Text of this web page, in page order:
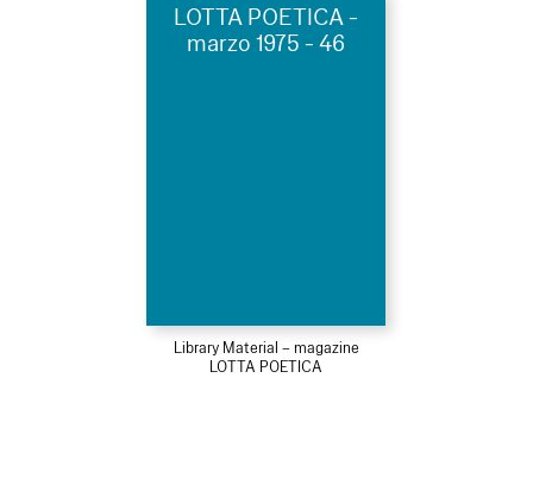
LOTTA POETICA -
marzo 1975 - 46
Library Material – magazine
LOTTA POETICA